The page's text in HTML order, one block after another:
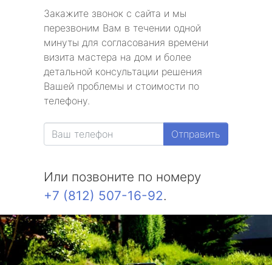
Закажите звонок с сайта и мы
перезвоним Вам в течении одной
минуты для согласования времени
визита мастера на дом и более
детальной консультации решения
Вашей проблемы и стоимости по
телефону.
Отправить
Или позвоните по номеру
+7 (812) 507-16-92.